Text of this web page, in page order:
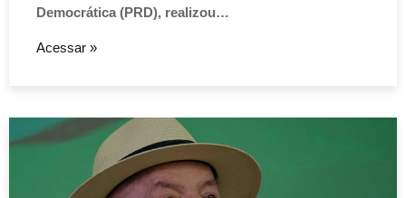
Democrática (PRD), realizou…
Acessar »